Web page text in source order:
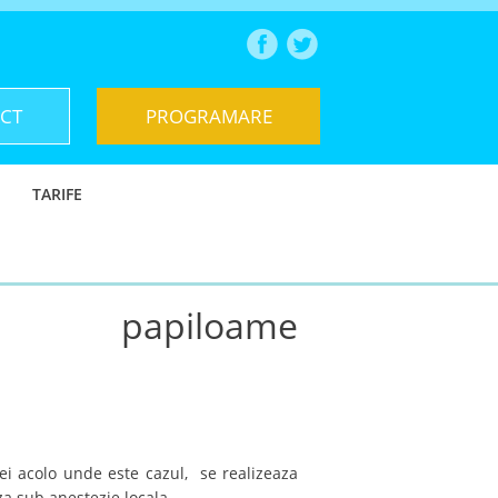
PROGRAMARE
TARIFE
papiloame
acolo unde este cazul, se realizeaza